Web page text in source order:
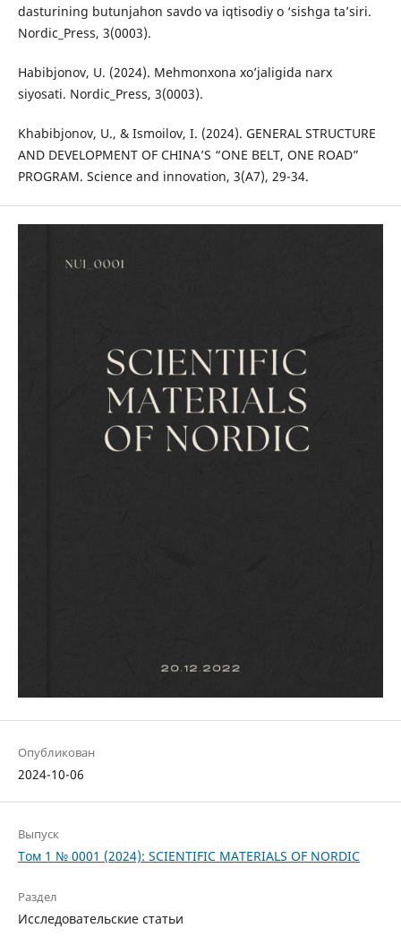
dasturining butunjahon savdo va iqtisodiy o ‘sishga ta’siri.
Nordic_Press, 3(0003).
Habibjonov, U. (2024). Mehmonxona xo’jaligida narx
siyosati. Nordic_Press, 3(0003).
Khabibjonov, U., & Ismoilov, I. (2024). GENERAL STRUCTURE
AND DEVELOPMENT OF CHINA’S “ONE BELT, ONE ROAD”
PROGRAM. Science and innovation, 3(A7), 29-34.
Опубликован
2024-10-06
Выпуск
Том 1 № 0001 (2024): SCIENTIFIC MATERIALS OF NORDIC
Раздел
Исследовательские статьи